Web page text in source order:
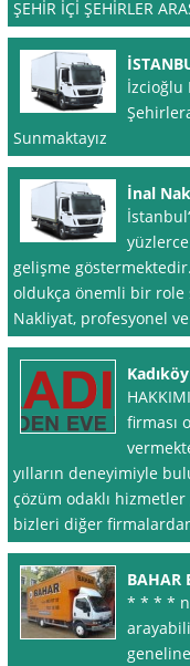
ŞEHİR İÇİ ŞEHİRLER
Sunmaktayız
İnal
gelişme
oldukça önemli bir
Nakliyat, profesyonel
firması
yılların deneyimiyle
çözüm odaklı
bizleri diğer firmalardan
BAHAR
* * * *